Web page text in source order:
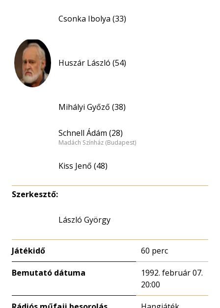
Csonka Ibolya (33)
Huszár László (54)
Mihályi Győző (38)
Schnell Ádám (28)
Madách Színház (Budapest)
Kiss Jenő (48)
Szerkesztő:
László György
Játékidő 60 perc
Bemutató dátuma
1992. február 07.
20:00